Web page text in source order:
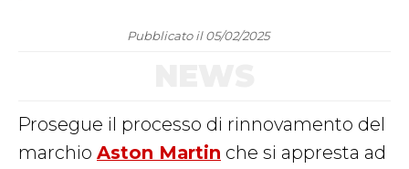
Pubblicato il 05/02/2025
Prosegue il processo di rinnovamento del
marchio Aston Martin che si appresta ad